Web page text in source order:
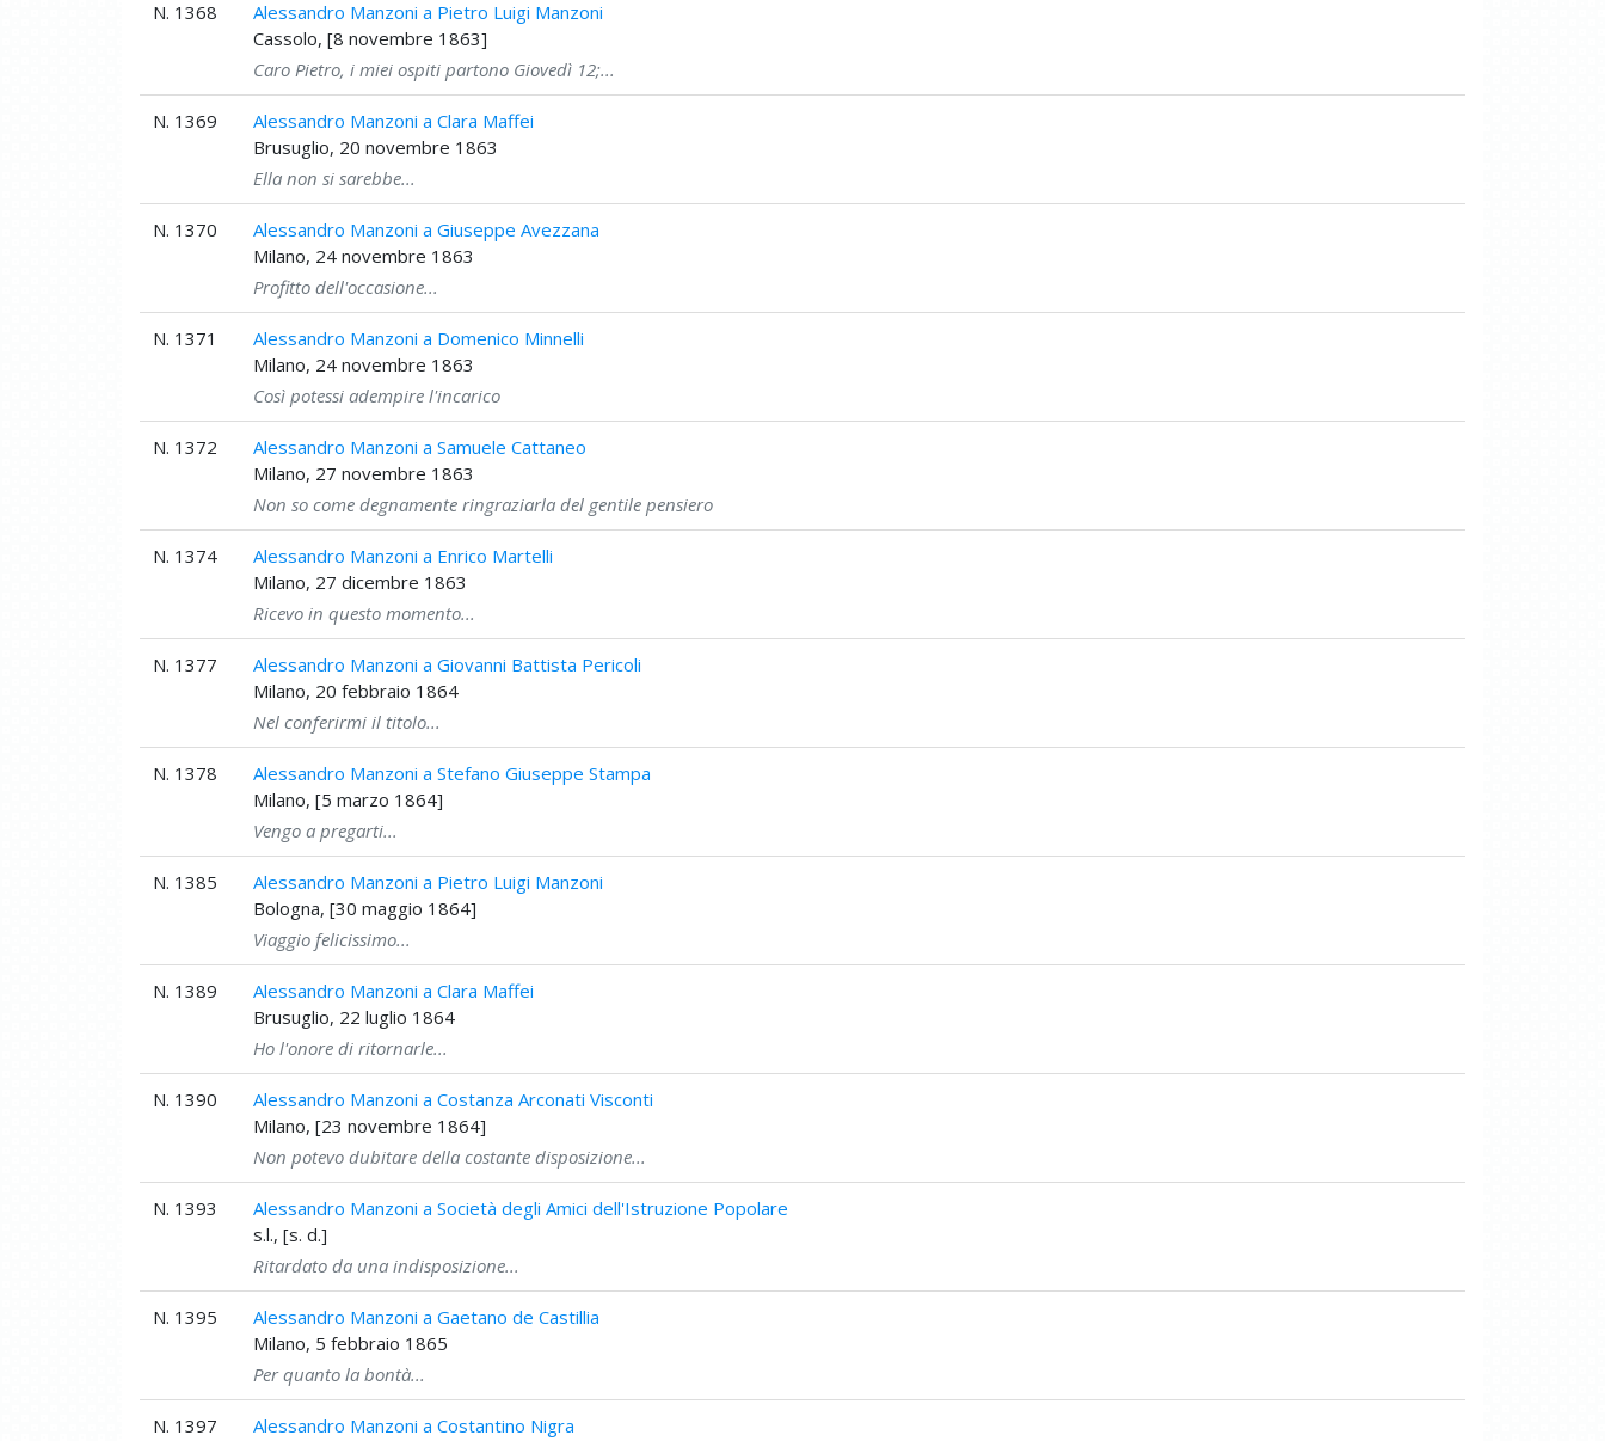
N. 1368
Alessandro Manzoni a Pietro Luigi Manzoni
Cassolo, [8 novembre 1863]
Caro Pietro, i miei ospiti partono Giovedì 12;...
N. 1369
Alessandro Manzoni a Clara Maffei
Brusuglio, 20 novembre 1863
Ella non si sarebbe...
N. 1370
Alessandro Manzoni a Giuseppe Avezzana
Milano, 24 novembre 1863
Profitto dell'occasione...
N. 1371
Alessandro Manzoni a Domenico Minnelli
Milano, 24 novembre 1863
Così potessi adempire l'incarico
N. 1372
Alessandro Manzoni a Samuele Cattaneo
Milano, 27 novembre 1863
Non so come degnamente ringraziarla del gentile pensiero
N. 1374
Alessandro Manzoni a Enrico Martelli
Milano, 27 dicembre 1863
Ricevo in questo momento...
N. 1377
Alessandro Manzoni a Giovanni Battista Pericoli
Milano, 20 febbraio 1864
Nel conferirmi il titolo...
N. 1378
Alessandro Manzoni a Stefano Giuseppe Stampa
Milano, [5 marzo 1864]
Vengo a pregarti...
N. 1385
Alessandro Manzoni a Pietro Luigi Manzoni
Bologna, [30 maggio 1864]
Viaggio felicissimo...
N. 1389
Alessandro Manzoni a Clara Maffei
Brusuglio, 22 luglio 1864
Ho l'onore di ritornarle...
N. 1390
Alessandro Manzoni a Costanza Arconati Visconti
Milano, [23 novembre 1864]
Non potevo dubitare della costante disposizione...
N. 1393
Alessandro Manzoni a Società degli Amici dell'Istruzione Popolare
s.l., [s. d.]
Ritardato da una indisposizione...
N. 1395
Alessandro Manzoni a Gaetano de Castillia
Milano, 5 febbraio 1865
Per quanto la bontà...
N. 1397
Alessandro Manzoni a Costantino Nigra